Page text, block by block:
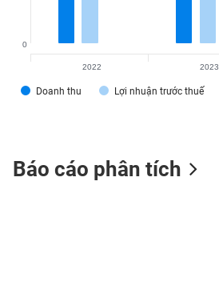
Doanh thu Lợi nhuận trước thuế
0
2022 2023
Báo cáo phân tích
DÙNG